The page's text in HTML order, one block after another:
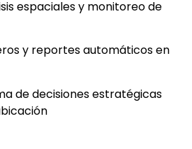
espaciales y monitoreo de
y reportes automáticos en
de decisiones estratégicas